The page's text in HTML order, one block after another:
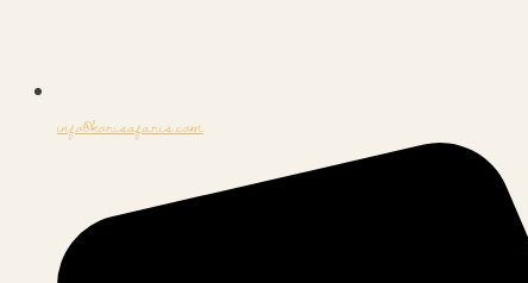
info@korisafaris.com